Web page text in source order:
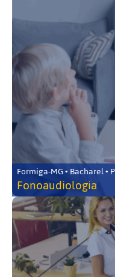
Formiga-MG • Bacharel •
Fonoaudiologia